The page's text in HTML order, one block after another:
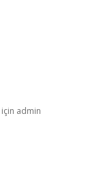
için admin